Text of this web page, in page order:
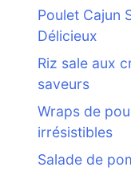
Poulet Cajun
Délicieux
Riz sale aux
saveurs
Wraps de
irrésistibles
Salade de